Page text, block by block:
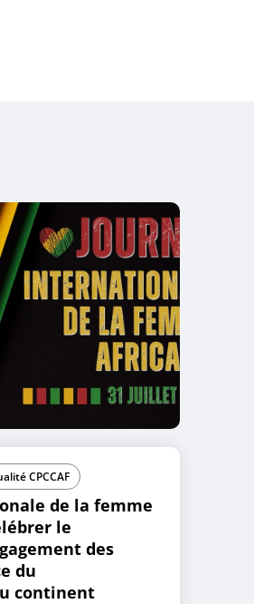
CPCCAF
de la femme
le
des
du
continent